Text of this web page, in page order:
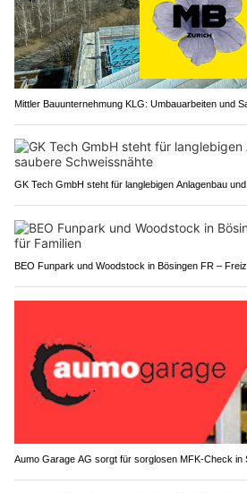
Mittler Bauunternehmung KLG: Umbauarbeiten und
GK Tech GmbH steht für langlebigen Anlagenbau
BEO Funpark und Woodstock in Bösingen FR –
Aumo Garage AG sorgt für sorglosen MFK-Check in